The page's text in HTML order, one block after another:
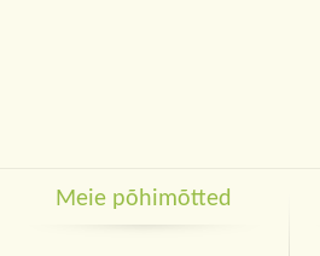
Meie põhimõtted